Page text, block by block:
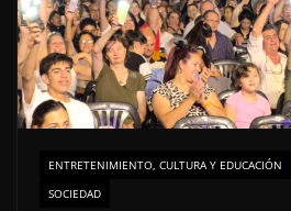
ENTRETENIMIENTO, CULTURA Y EDUCACIÓN
SOCIEDAD